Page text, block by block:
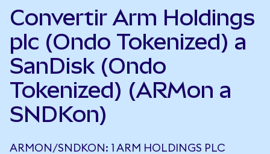
Convertir Arm Holdings
plc (Ondo Tokenized) a
SanDisk (Ondo
Tokenized) (ARMon a
SNDKon)
ARMON/SNDKON: 1 ARM HOLDINGS PLC